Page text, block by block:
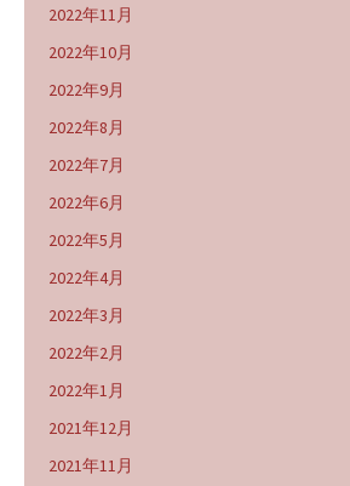
2022年11月
2022年10月
2022年9月
2022年8月
2022年7月
2022年6月
2022年5月
2022年4月
2022年3月
2022年2月
2022年1月
2021年12月
2021年11月